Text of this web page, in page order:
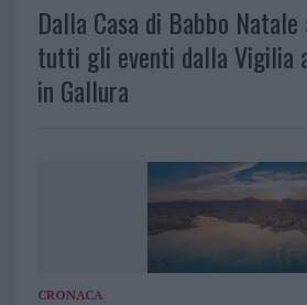
Dalla Casa di Babbo
tutti gli eventi dalla Vigilia
in Gallura
CRONACA